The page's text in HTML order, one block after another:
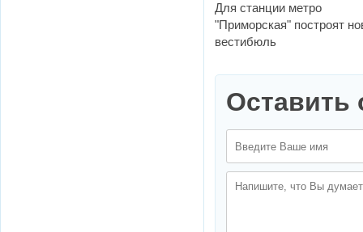
Для станции метро
"Приморская" построят
вестибюль
Оставить